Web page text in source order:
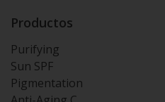
Productos
Purifying
Sun SPF
Pigmentation